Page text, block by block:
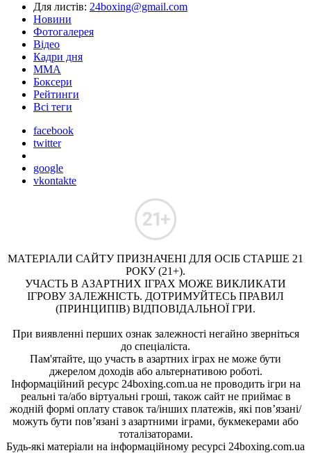
Для листів: 24boxing@gmail.com
Новини
Фотогалерея
Відео
Кадри дня
ММА
Боксери
Рейтинги
Всі теги
facebook
twitter
google
vkontakte
МАТЕРІАЛИ САЙТУ ПРИЗНАЧЕНІ ДЛЯ ОСІБ СТАРШЕ 21
РОКУ (21+).
УЧАСТЬ В АЗАРТНИХ ІГРАХ МОЖЕ ВИКЛИКАТИ
ІГРОВУ ЗАЛЕЖНІСТЬ. ДОТРИМУЙТЕСЬ ПРАВИЛ
(ПРИНЦИПІВ) ВІДПОВІДАЛЬНОЇ ГРИ.
При виявленні перших ознак залежності негайно зверніться
до спеціаліста.
Пам'ятайте, що участь в азартних іграх не може бути
джерелом доходів або альтернативою роботі.
Інформаційний ресурс 24boxing.com.ua не проводить ігри на
реальні та/або віртуальні гроші, також сайт не приймає в
жодній формі оплату ставок та/інших платежів, які пов’язані/
можуть бути пов’язані з азартними іграми, букмекерами або
тоталізаторами.
Будь-які матеріали на інформаційному ресурсі 24boxing.com.ua